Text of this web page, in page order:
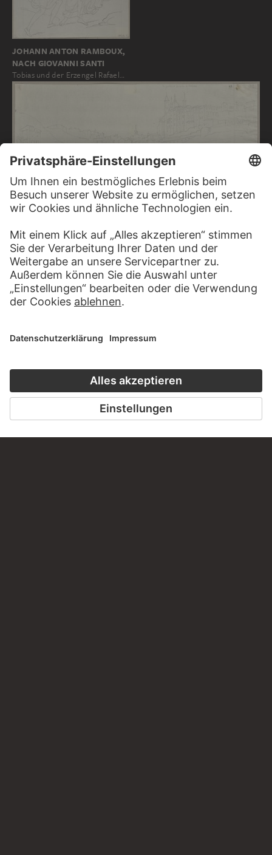
JOHANN ANTON RAMBOUX,
NACH GIOVANNI SANTI
Tobias und der Erzengel Rafael…
JOHANN ANTON RAMBOUX
Urbino mit dem herzöglichen Schloss und der Verbindungsbrücke